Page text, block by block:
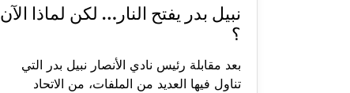
نبيل بدر يفتح النار… لكن لماذا الآن
؟
بعد مقابلة رئيس نادي الأنصار نبيل بدر التي
تناول فيها العديد من الملفات، من الاتحاد